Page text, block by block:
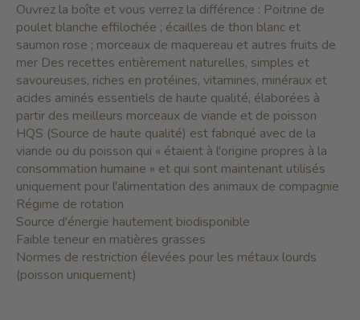
Ouvrez la boîte et vous verrez la différence : Poitrine de
poulet blanche effilochée ; écailles de thon blanc et
saumon rose ; morceaux de maquereau et autres fruits de
mer Des recettes entièrement naturelles, simples et
savoureuses, riches en protéines, vitamines, minéraux et
acides aminés essentiels de haute qualité, élaborées à
partir des meilleurs morceaux de viande et de poisson
HQS (Source de haute qualité) est fabriqué avec de la
viande ou du poisson qui « étaient à l'origine propres à la
consommation humaine » et qui sont maintenant utilisés
uniquement pour l'alimentation des animaux de compagnie
Régime de rotation
Source d'énergie hautement biodisponible
Faible teneur en matières grasses
Normes de restriction élevées pour les métaux lourds
(poisson uniquement)